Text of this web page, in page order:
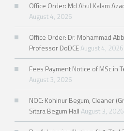
Office Order: Md Abul Kalam
August 4, 2026
Office Order: Dr. Mohammad
Professor DoDCEAugust 4, 2026
Fees Payment Notice of MSc in
August 3, 2026
NOC: Kohinur Begum, Cleaner
Sitara Begum HallAugust 3, 2026